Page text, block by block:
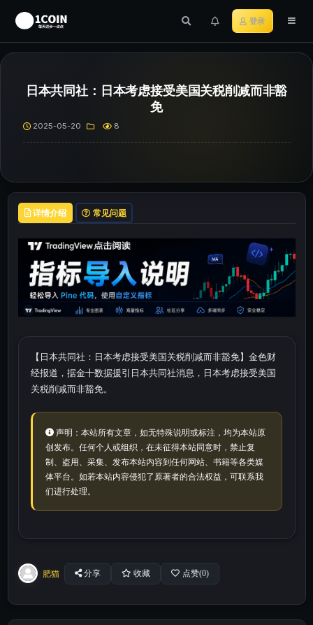
登录
日本共同社：日本考虑接受美国关税削减而非豁
免
2025-05-20 8
详情介绍 常见问题
【日本共同社：日本考虑接受美国关税削减而非豁免】金色财
经报道，据金十数据援引日本共同社消息，日本考虑接受美国
关税削减而非豁免。
声明：本站所有文章，如无特殊说明或标注，均为本站原
创发布。任何个人或组织，在未征得本站同意时，禁止复
制、盗用、采集、发布本站内容到任何网站、书籍等各类媒
体平台。如若本站内容侵犯了原著者的合法权益，可联系我
们进行处理。
肥猫 分享 收藏 点赞(0)